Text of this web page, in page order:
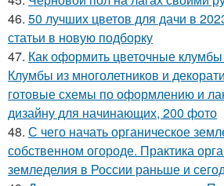
46. 50 лучших цветов для дачи в
статьи в новую подборку
47. Как оформить цветочные клумбы
Клумбы из многолетников и
готовые схемы по оформлению и
дизайну для начинающих, 200 фото
48. С чего начать органическое
собственном огороде. Практика
земледелия в России раньше и